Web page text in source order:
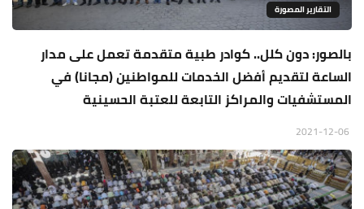
التقارير المصورة
بالصور: دون كلل.. كوادر طبية متقدمة تعمل على مدار
الساعة لتقديم أفضل الخدمات للمواطنين (مجانا) في
المستشفيات والمراكز التابعة للعتبة الحسينية